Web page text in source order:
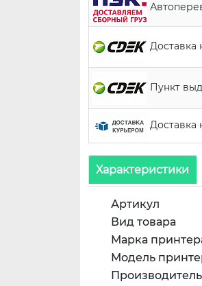
Доставка
Пункт
Характеристики
Артикул
Вид товара
Марка
Модель